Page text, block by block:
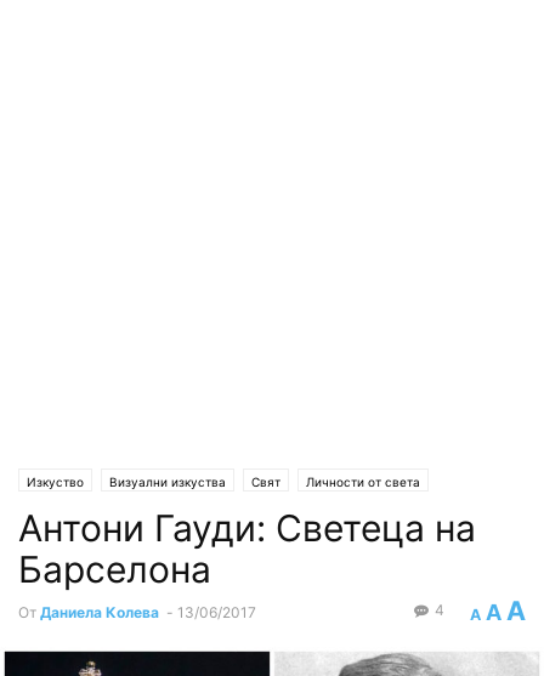
Изкуство Визуални изкуства Свят Личности от света
Антони Гауди: Светеца на
Барселона
От Даниела Колева - 13/06/2017 A A A
4